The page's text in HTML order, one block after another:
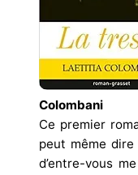
Colombani
Ce premier
peut même
d’entre-vous